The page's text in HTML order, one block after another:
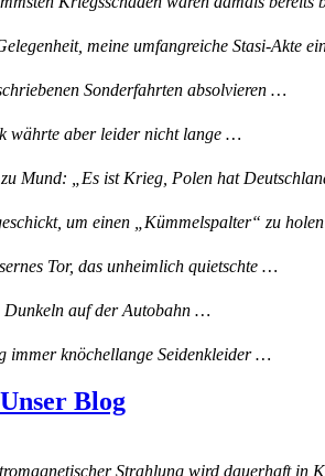
meine umfangreiche Stasi-Akte
Sonderfahrten absolvieren …
währte aber leider nicht lange …
Mund: „Es ist Krieg, Polen hat
um einen „Kümmelspalter“ zu
Tor, das unheimlich quietschte …
Dunkeln auf der Autobahn …
immer knöchellange Seidenkleider …
Blog
Strahlung wird dauerhaft in